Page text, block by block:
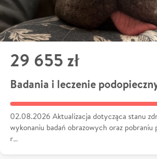
29 655 zł
Badania i leczenie
02.08.2026 Aktualizacja dotycząca stanu
wykonaniu badań obrazowych oraz pobraniu
r…